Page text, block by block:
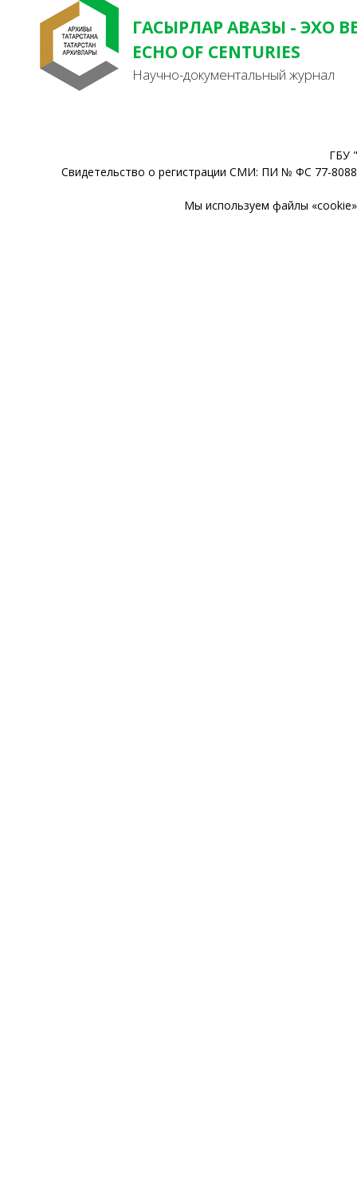
ГАСЫРЛАР АВАЗЫ - ЭХО
ECHO OF CENTURIES
Научно-документальный журнал
ГБУ
Свидетельство о регистрации СМИ: ПИ № ФС 77-
Мы используем файлы «cookie»